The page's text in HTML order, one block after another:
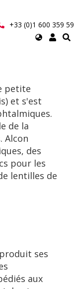
+33 (0)1 600 359 59
Select
petite
et s'est
de la
Alcon
des
pour les
lentilles de
ses
aux